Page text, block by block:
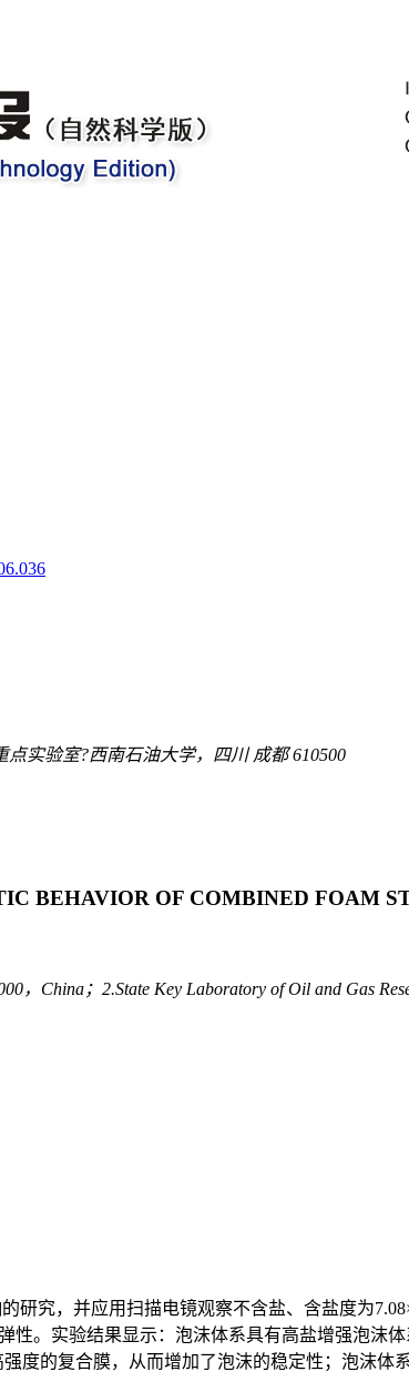
实验室?西南石油大学，四川 成都 610500
BEHAVIOR OF COMBINED FOAM
，China；2.State Key Laboratory of Oil and Gas
究，并应用扫描电镜观察不含盐、含盐度为
。实验结果显示：泡沫体系具有高盐增强泡沫
度的复合膜，从而增加了泡沫的稳定性；泡沫体